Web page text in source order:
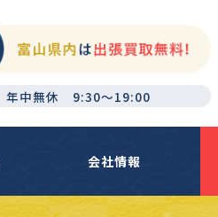
年中無休 9:30～19:00
会社情報